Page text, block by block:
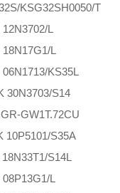
KSG32SH0050/T
L
L
KS35L
30N3703/S14
GW1T.72CU
10P5101/S35A
S14L
L